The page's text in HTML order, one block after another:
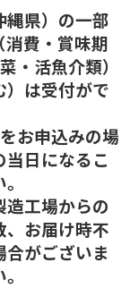
県）の一部
費・賞味期
・活魚介類）
）は受付がで
お申込みの場
日になるこ
工場からの
、お届け時不
がございま